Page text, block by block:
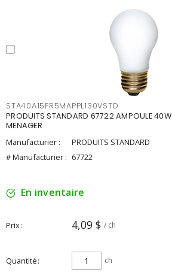
STA40A15FR5MAPPL130VSTD
PRODUITS STANDARD 67722 AMPOULE 40W
MENAGER
Manufacturier :
PRODUITS STANDARD
# Manufacturier : 67722
En inventaire
Prix 4,09 $ / ch
Quantité ch